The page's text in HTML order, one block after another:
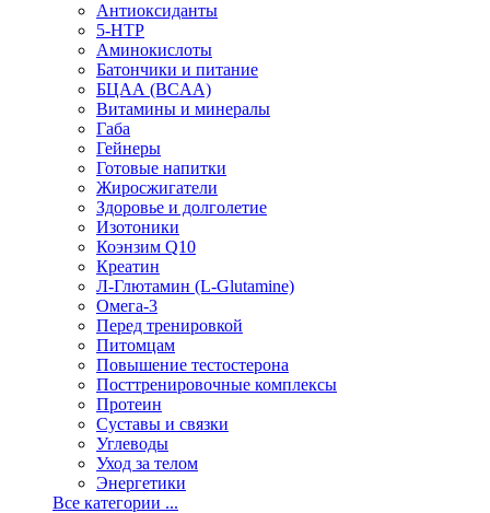
Антиоксиданты
5-HTP
Аминокислоты
Батончики и питание
БЦАА (BCAA)
Витамины и минералы
Габа
Гейнеры
Готовые напитки
Жиросжигатели
Здоровье и долголетие
Изотоники
Коэнзим Q10
Креатин
Л-Глютамин (L-Glutamine)
Омега-3
Перед тренировкой
Питомцам
Повышение тестостерона
Посттренировочные комплексы
Протеин
Суставы и связки
Углеводы
Уход за телом
Энергетики
Все категории ...